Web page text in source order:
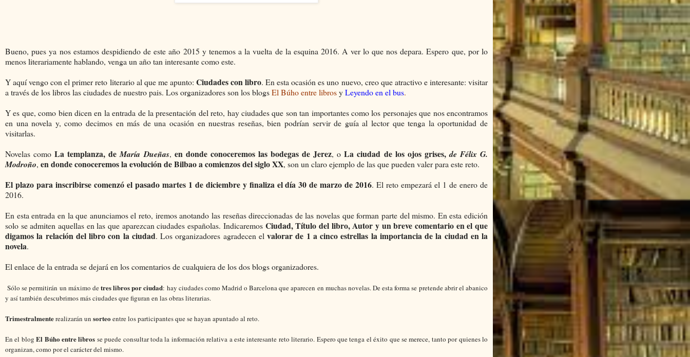
Bueno, pues ya nos estamos despidiendo de este año 2015 y tenemos a la vuelta de la esquina 2016. A ver lo que nos depara. Espero que, por lo
menos literariamente hablando, venga un año tan interesante como este.
Y aquí vengo con el primer reto literario al que me apunto: Ciudades con libro. En esta ocasión es uno nuevo, creo que atractivo e interesante: visitar
a través de los libros las ciudades de nuestro pais. Los organizadores son los blogsEl Búho entre librosyLeyendo en el bus.
Y es que, como bien dicen en la entrada de la presentación del reto, hay ciudades que son tan importantes como los personajes que nos encontramos
en una novela y, como decimos en más de una ocasión en nuestras reseñas, bien podrían servir de guía al lector que tenga la oportunidad de
visitarlas.
Novelas comoLa templanza, deMaría Dueñas, en donde conoceremos las bodegas de Jerez, oLa ciudad de los ojos grises,de Félix G.
Modroño, en donde conoceremos la evolución de Bilbao a comienzos del siglo XX, son un claro ejemplo de las que pueden valer para este reto.
El plazo para inscribirse comenzó el pasado martes 1 de diciembre y finaliza el día 30 de marzo de 2016. El reto empezará el 1 de enero de
2016.
En esta entrada en la que anunciamos el reto, iremos anotando las reseñas direccionadas de las novelas que forman parte del mismo. En esta edición
solo se admiten aquellas en las que aparezcan ciudades españolas. Indicaremos Ciudad, Título del libro, Autor y un breve comentario en el que
digamos la relación del libro con la ciudad. Los organizadores agradecen el valorar de 1 a cinco estrellas la importancia de la ciudad en la
novela.
El enlace de la entrada se dejará en los comentarios de cualquiera de los dos blogs organizadores.
Sólo se permitirán un máximo detres libros por ciudad: hay ciudades como Madrid o Barcelona que aparecen en muchas novelas. De esta forma se pretende abrir el abanico
y así también descubrimos más ciudades que figuran en las obras literarias.
Trimestralmenterealizarán un sorteo entre los participantes que se hayan apuntado al reto.
En el blogEl Búho entre libros se puede consultar toda la información relativa a este interesante reto literario. Espero que tenga el éxito que se merece, tanto por quienes lo
organizan, como por el carácter del mismo.